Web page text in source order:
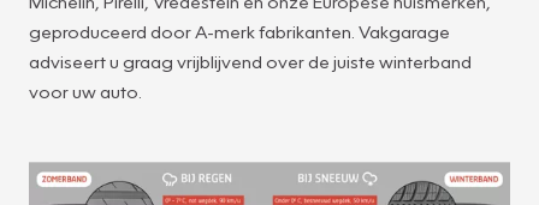
geproduceerd door A-merk fabrikanten. Vakgarage
adviseert u graag vrijblijvend over de juiste winterband
voor uw auto.